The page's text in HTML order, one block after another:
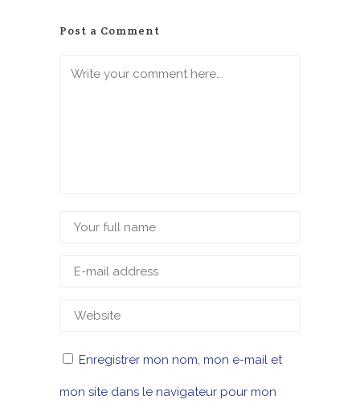
Post a Comment
Enregistrer mon nom, mon e-mail et
mon site dans le navigateur pour mon